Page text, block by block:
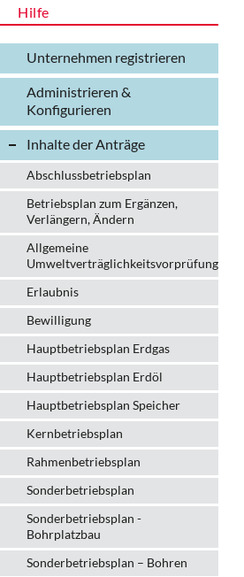
Hilfe
Unternehmen registrieren
Administrieren &
Konfigurieren
Inhalte der Anträge
Abschlussbetriebsplan
Betriebsplan zum Ergänzen,
Verlängern, Ändern
Allgemeine
Umweltverträglichkeitsvorprüfung
Erlaubnis
Bewilligung
Hauptbetriebsplan Erdgas
Hauptbetriebsplan Erdöl
Hauptbetriebsplan Speicher
Kernbetriebsplan
Rahmenbetriebsplan
Sonderbetriebsplan
Sonderbetriebsplan -
Bohrplatzbau
Sonderbetriebsplan – Bohren